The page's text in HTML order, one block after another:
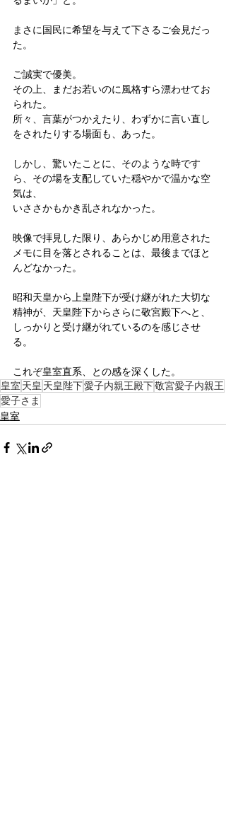
まさに国民に希望を与えて下さるご会見だっ
た。
ご誠実で優美。
その上、まだお若いのに風格すら漂わせてお
られた。
所々、言葉がつかえたり、わずかに言い直し
をされたりする場面も、あった。
しかし、驚いたことに、そのような時です
ら、その場を支配していた穏やかで温かな空
気は、
いささかもかき乱されなかった。
映像で拝見した限り、あらかじめ用意された
メモに目を落とされることは、最後までほと
んどなかった。
昭和天皇から上皇陛下が受け継がれた大切な
精神が、天皇陛下からさらに敬宮殿下へと、
しっかりと受け継がれているのを感じさせ
る。
これぞ皇室直系、との感を深くした。
皇室 天皇 天皇陛下愛子内親王殿下敬宮愛子内親王
愛子さま
皇室